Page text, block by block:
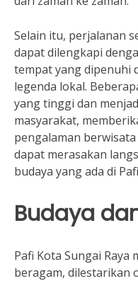
Selain itu, perjalanan
dapat dilengkapi
tempat yang dipenuhi
legenda lokal.
yang tinggi dan
masyarakat,
pengalaman
dapat merasakan
budaya yang ada di
Budaya
Pafi Kota Sungai Raya
beragam, dilestarikan